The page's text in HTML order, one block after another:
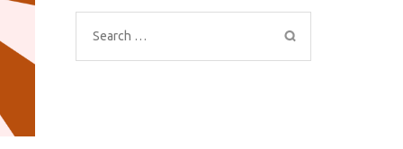
Search
for: